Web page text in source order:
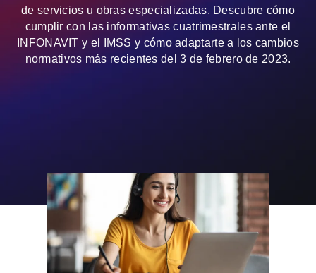
de servicios u obras especializadas. Descubre cómo
cumplir con las informativas cuatrimestrales ante el
INFONAVIT y el IMSS y cómo adaptarte a los cambios
normativos más recientes del 3 de febrero de 2023.